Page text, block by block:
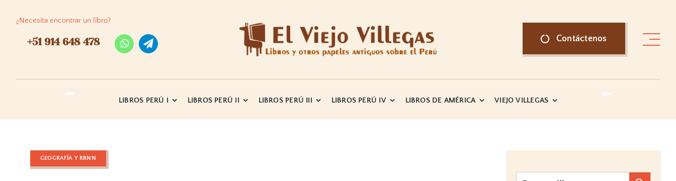
content
¿Necesita encontrar un libro?
+51 914 648 478 Contáctenos
LIBROS PERÚ I LIBROS PERÚ II LIBROS PERÚ III LIBROS PERÚ IV LIBROS DE AMÉRICA VIEJO VILLEGAS
GEOGRAFÍA Y RRNN